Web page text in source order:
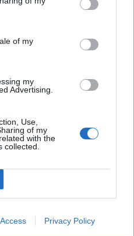
of my
my
Advertising.
Use,
of my
with the
collected.
Privacy Policy
και τα πακέτα των